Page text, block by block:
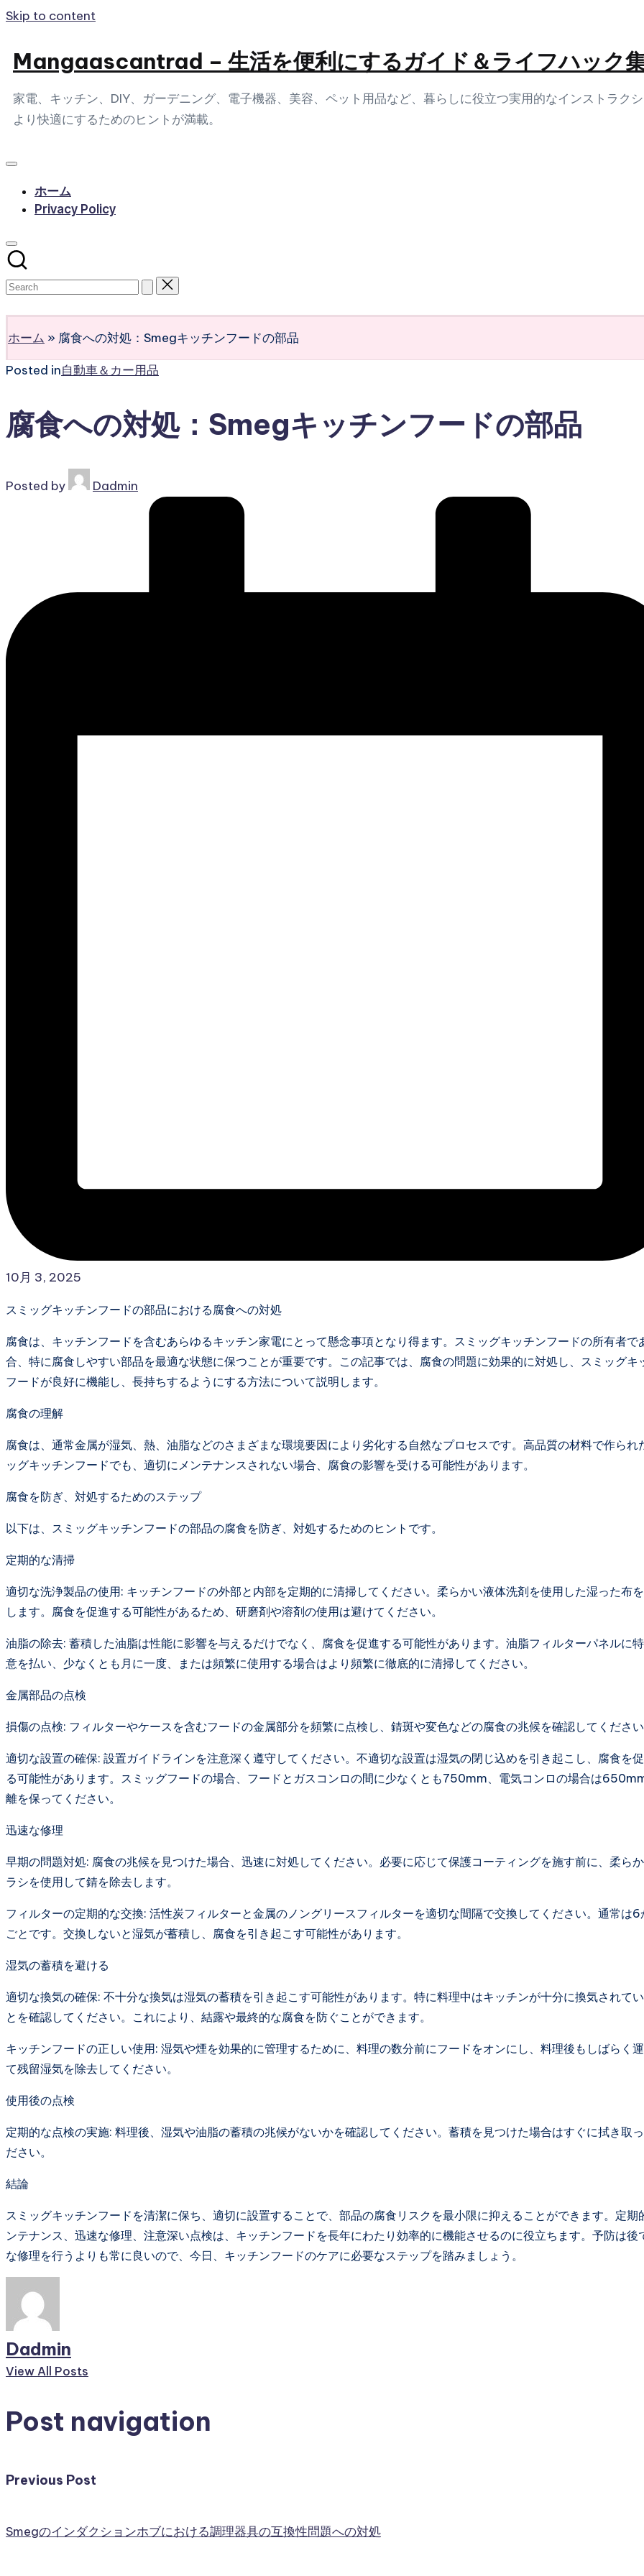
Skip to content
Mangaascantrad – 生活を便利にするガイド＆ライフハック
家電、キッチン、DIY、ガーデニング、電子機器、美容、ペット用品など、暮らしに役立つ実用的なインストラク
より快適にするためのヒントが満載。
ホーム
Privacy Policy
ホーム » 腐食への対処：Smegキッチンフードの部品
Posted in自動車＆カー用品
腐食への対処：Smegキッチンフードの部品
Posted by Dadmin
10月 3, 2025
スミッグキッチンフードの部品における腐食への対処
腐食は、キッチンフードを含むあらゆるキッチン家電にとって懸念事項となり得ます。スミッグキッチンフードの所有者で
合、特に腐食しやすい部品を最適な状態に保つことが重要です。この記事では、腐食の問題に効果的に対処し、スミッグキ
フードが良好に機能し、長持ちするようにする方法について説明します。
腐食の理解
腐食は、通常金属が湿気、熱、油脂などのさまざまな環境要因により劣化する自然なプロセスです。高品質の材料で作られ
ッグキッチンフードでも、適切にメンテナンスされない場合、腐食の影響を受ける可能性があります。
腐食を防ぎ、対処するためのステップ
以下は、スミッグキッチンフードの部品の腐食を防ぎ、対処するためのヒントです。
定期的な清掃
適切な洗浄製品の使用: キッチンフードの外部と内部を定期的に清掃してください。柔らかい液体洗剤を使用した湿った布
します。腐食を促進する可能性があるため、研磨剤や溶剤の使用は避けてください。
油脂の除去: 蓄積した油脂は性能に影響を与えるだけでなく、腐食を促進する可能性があります。油脂フィルターパネルに
意を払い、少なくとも月に一度、または頻繁に使用する場合はより頻繁に徹底的に清掃してください。
金属部品の点検
損傷の点検: フィルターやケースを含むフードの金属部分を頻繁に点検し、錆斑や変色などの腐食の兆候を確認してください
適切な設置の確保: 設置ガイドラインを注意深く遵守してください。不適切な設置は湿気の閉じ込めを引き起こし、腐食を
る可能性があります。スミッグフードの場合、フードとガスコンロの間に少なくとも750mm、電気コンロの場合は
離を保ってください。
迅速な修理
早期の問題対処: 腐食の兆候を見つけた場合、迅速に対処してください。必要に応じて保護コーティングを施す前に、柔ら
ラシを使用して錆を除去します。
フィルターの定期的な交換: 活性炭フィルターと金属のノングリースフィルターを適切な間隔で交換してください。通常は6
ごとです。交換しないと湿気が蓄積し、腐食を引き起こす可能性があります。
湿気の蓄積を避ける
適切な換気の確保: 不十分な換気は湿気の蓄積を引き起こす可能性があります。特に料理中はキッチンが十分に換気されてい
とを確認してください。これにより、結露や最終的な腐食を防ぐことができます。
キッチンフードの正しい使用: 湿気や煙を効果的に管理するために、料理の数分前にフードをオンにし、料理後もしばらく
て残留湿気を除去してください。
使用後の点検
定期的な点検の実施: 料理後、湿気や油脂の蓄積の兆候がないかを確認してください。蓄積を見つけた場合はすぐに拭き取っ
ださい。
結論
スミッグキッチンフードを清潔に保ち、適切に設置することで、部品の腐食リスクを最小限に抑えることができます。定期
ンテナンス、迅速な修理、注意深い点検は、キッチンフードを長年にわたり効率的に機能させるのに役立ちます。予防は後
な修理を行うよりも常に良いので、今日、キッチンフードのケアに必要なステップを踏みましょう。
Dadmin
View All Posts
Post navigation
Previous Post
Smegのインダクションホブにおける調理器具の互換性問題への対処